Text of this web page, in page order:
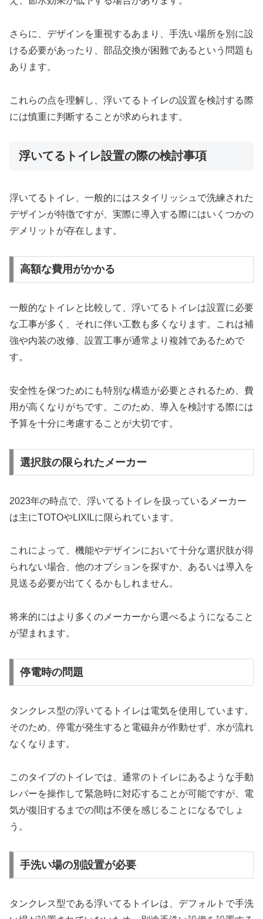
さらに、デザインを重視するあまり、手洗い場所を別に設
ける必要があったり、部品交換が困難であるという問題も
あります。
これらの点を理解し、浮いてるトイレの設置を検討する際
には慎重に判断することが求められます。
浮いてるトイレ設置の際の検討事項
浮いてるトイレ、一般的にはスタイリッシュで洗練された
デザインが特徴ですが、実際に導入する際にはいくつかの
デメリットが存在します。
高額な費用がかかる
一般的なトイレと比較して、浮いてるトイレは設置に必要
な工事が多く、それに伴い工数も多くなります。これは補
強や内装の改修、設置工事が通常より複雑であるためで
す。
安全性を保つためにも特別な構造が必要とされるため、費
用が高くなりがちです。このため、導入を検討する際には
予算を十分に考慮することが大切です。
選択肢の限られたメーカー
2023年の時点で、浮いてるトイレを扱っているメーカー
は主にTOTOやLIXILに限られています。
これによって、機能やデザインにおいて十分な選択肢が得
られない場合、他のオプションを探すか、あるいは導入を
見送る必要が出てくるかもしれません。
将来的にはより多くのメーカーから選べるようになること
が望まれます。
停電時の問題
タンクレス型の浮いてるトイレは電気を使用しています。
そのため、停電が発生すると電磁弁が作動せず、水が流れ
なくなります。
このタイプのトイレでは、通常のトイレにあるような手動
レバーを操作して緊急時に対応することが可能ですが、電
気が復旧するまでの間は不便を感じることになるでしょ
う。
手洗い場の別設置が必要
タンクレス型である浮いてるトイレは、デフォルトで手洗